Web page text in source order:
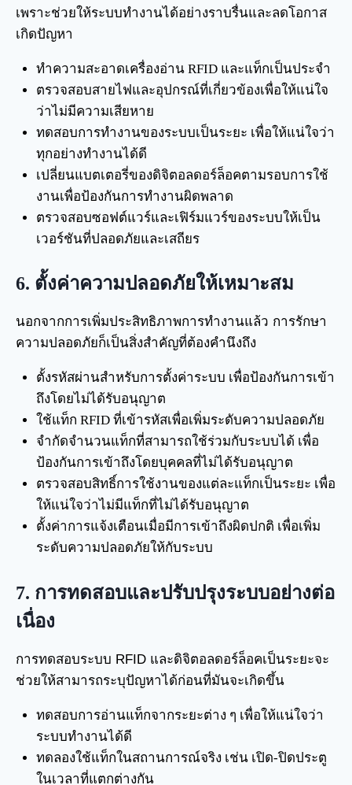
เพราะช่วยให้ระบบทำงานได้อย่างราบรื่นและลดโอกาส
เกิดปัญหา
ทำความสะอาดเครื่องอ่าน RFID และแท็กเป็นประจำ
ตรวจสอบสายไฟและอุปกรณ์ที่เกี่ยวข้องเพื่อให้แน่ใจ
ว่าไม่มีความเสียหาย
ทดสอบการทำงานของระบบเป็นระยะ เพื่อให้แน่ใจว่า
ทุกอย่างทำงานได้ดี
เปลี่ยนแบตเตอรี่ของดิจิตอลดอร์ล็อคตามรอบการใช้
งานเพื่อป้องกันการทำงานผิดพลาด
ตรวจสอบซอฟต์แวร์และเฟิร์มแวร์ของระบบให้เป็น
เวอร์ชันที่ปลอดภัยและเสถียร
6. ตั้งค่าความปลอดภัยให้เหมาะสม
นอกจากการเพิ่มประสิทธิภาพการทำงานแล้ว การรักษา
ความปลอดภัยก็เป็นสิ่งสำคัญที่ต้องคำนึงถึง
ตั้งรหัสผ่านสำหรับการตั้งค่าระบบ เพื่อป้องกันการเข้า
ถึงโดยไม่ได้รับอนุญาต
ใช้แท็ก RFID ที่เข้ารหัสเพื่อเพิ่มระดับความปลอดภัย
จำกัดจำนวนแท็กที่สามารถใช้ร่วมกับระบบได้ เพื่อ
ป้องกันการเข้าถึงโดยบุคคลที่ไม่ได้รับอนุญาต
ตรวจสอบสิทธิ์การใช้งานของแต่ละแท็กเป็นระยะ เพื่อ
ให้แน่ใจว่าไม่มีแท็กที่ไม่ได้รับอนุญาต
ตั้งค่าการแจ้งเตือนเมื่อมีการเข้าถึงผิดปกติ เพื่อเพิ่ม
ระดับความปลอดภัยให้กับระบบ
7. การทดสอบและปรับปรุงระบบอย่างต่อ
เนื่อง
การทดสอบระบบ RFID และดิจิตอลดอร์ล็อคเป็นระยะจะ
ช่วยให้สามารถระบุปัญหาได้ก่อนที่มันจะเกิดขึ้น
ทดสอบการอ่านแท็กจากระยะต่าง ๆ เพื่อให้แน่ใจว่า
ระบบทำงานได้ดี
ทดลองใช้แท็กในสถานการณ์จริง เช่น เปิด-ปิดประตู
ในเวลาที่แตกต่างกัน